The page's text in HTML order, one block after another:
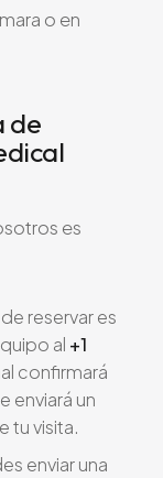
o en
de
es
reservar es
al +1
confirmará
enviará un
tu visita.
enviar una